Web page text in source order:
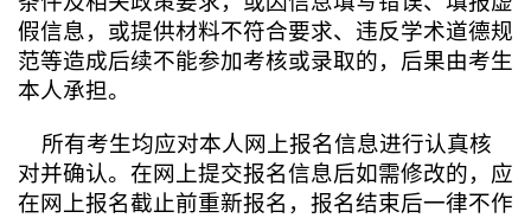
假信息，或提供材料不符合要求、违反学术道德规
范等造成后续不能参加考核或录取的，后果由考生
本人承担。
所有考生均应对本人网上报名信息进行认真核
对并确认。在网上提交报名信息后如需修改的，应
在网上报名截止前重新报名，报名结束后一律不作